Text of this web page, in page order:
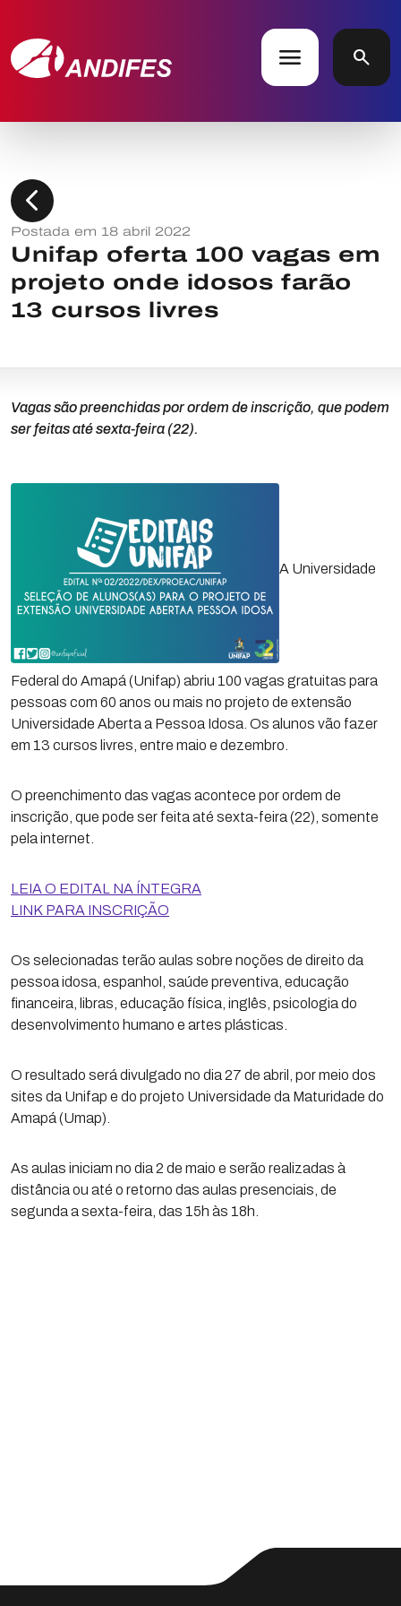
menu search
chevron_left
Postada em 18 abril 2022
Unifap oferta 100 vagas em
projeto onde idosos farão
13 cursos livres
Vagas são preenchidas por ordem de inscrição, que podem
ser feitas até sexta-feira (22).
A Universidade
Federal do Amapá (Unifap) abriu 100 vagas gratuitas para
pessoas com 60 anos ou mais no projeto de extensão
Universidade Aberta a Pessoa Idosa. Os alunos vão fazer
em 13 cursos livres, entre maio e dezembro.
O preenchimento das vagas acontece por ordem de
inscrição, que pode ser feita até sexta-feira (22), somente
pela internet.
LEIA O EDITAL NA ÍNTEGRA
LINK PARA INSCRIÇÃO
Os selecionadas terão aulas sobre noções de direito da
pessoa idosa, espanhol, saúde preventiva, educação
financeira, libras, educação física, inglês, psicologia do
desenvolvimento humano e artes plásticas.
O resultado será divulgado no dia 27 de abril, por meio dos
sites da Unifap e do projeto Universidade da Maturidade do
Amapá (Umap).
As aulas iniciam no dia 2 de maio e serão realizadas à
distância ou até o retorno das aulas presenciais, de
segunda a sexta-feira, das 15h às 18h.